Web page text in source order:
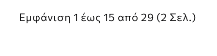
Εμφάνιση 1 έως 15 από 29 (2 Σελ.)